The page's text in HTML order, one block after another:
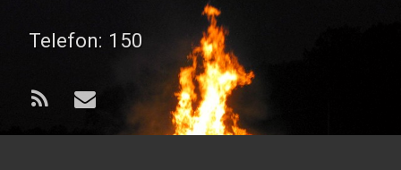
Telefon: 150
RSS E-mail